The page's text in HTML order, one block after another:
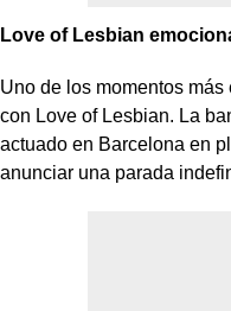
Love of Lesbian
Uno de los momentos
con Love of Lesbian. La
actuado en Barcelona en
anunciar una parada